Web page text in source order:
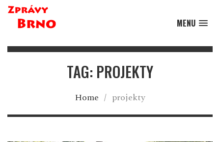
MENU
TAG: PROJEKTY
Home / projekty